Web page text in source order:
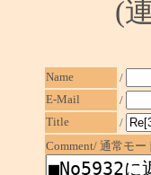
(
Name
/
E-Mail
/
Title
/
Comment/ 通常モー